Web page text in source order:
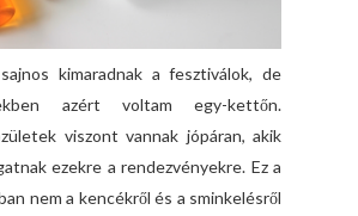
kimaradnak a fesztiválok, de
azért voltam egy-kettőn.
viszont vannak jópáran, akik
ezekre a rendezvényekre. Ez a
nem a kencékről és a sminkelésről